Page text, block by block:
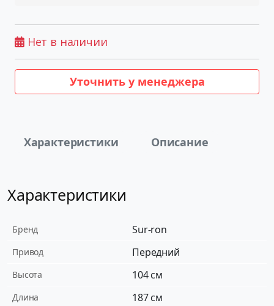
Нет в наличии
Уточнить у менеджера
Характеристики Описание
Характеристики
Бренд Sur-ron
Привод Передний
Высота 104 см
Длина 187 см